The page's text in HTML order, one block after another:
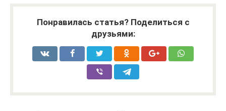
Понравилась статья? Поделиться с
друзьями: